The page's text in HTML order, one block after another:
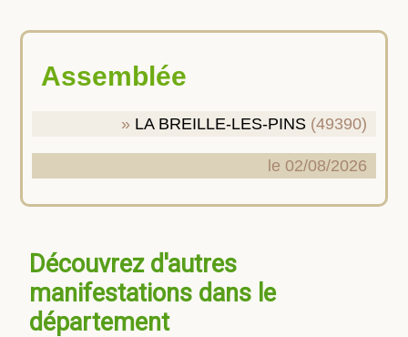
Assemblée
LA BREILLE-LES-PINS (49390)
le 02/08/2026
Découvrez d'autres
manifestations dans le
département